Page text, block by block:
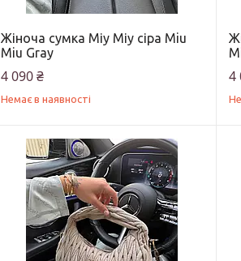
Жіноча сумка Міу Міу сіра Miu
Miu Gray
4 090 ₴
Немає в наявності
4